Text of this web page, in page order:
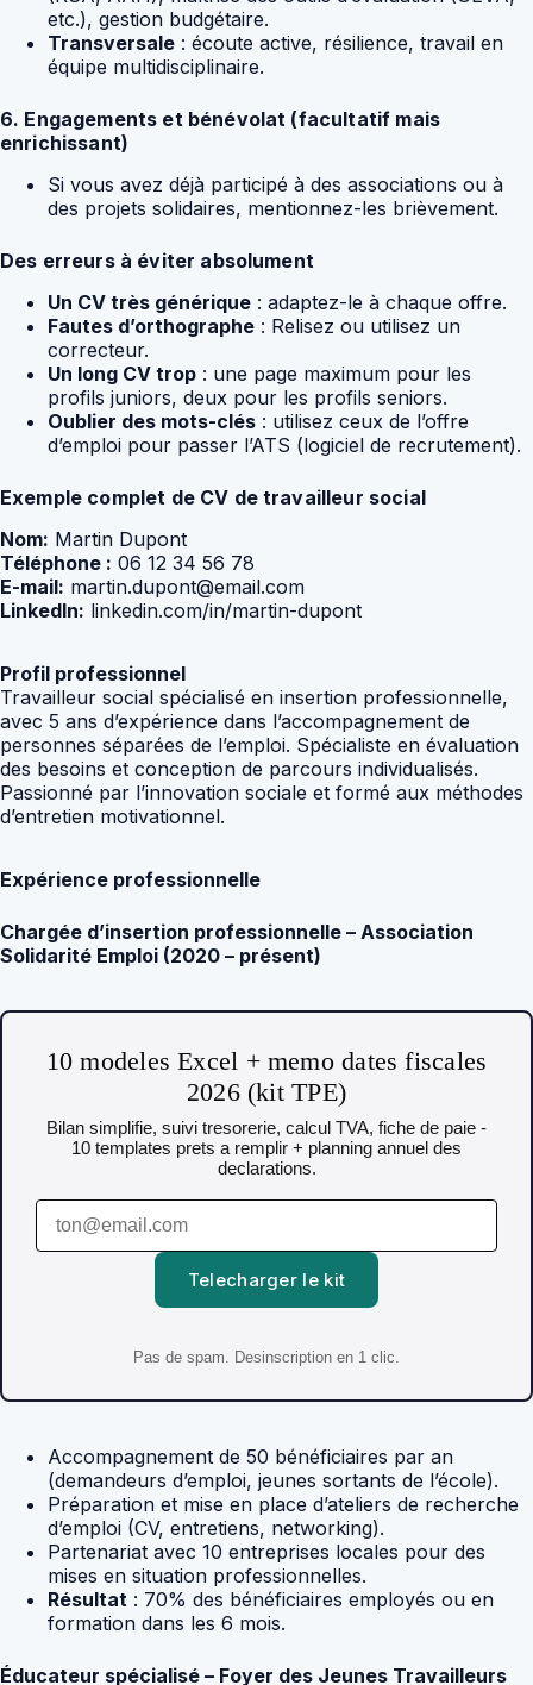
etc.), gestion budgétaire.
Transversale : écoute active, résilience, travail en
équipe multidisciplinaire.
6. Engagements et bénévolat (facultatif mais
enrichissant)
Si vous avez déjà participé à des associations ou à
des projets solidaires, mentionnez-les brièvement.
Des erreurs à éviter absolument
Un CV très générique : adaptez-le à chaque offre.
Fautes d’orthographe : Relisez ou utilisez un
correcteur.
Un long CV trop : une page maximum pour les
profils juniors, deux pour les profils seniors.
Oublier des mots-clés : utilisez ceux de l’offre
d’emploi pour passer l’ATS (logiciel de recrutement).
Exemple complet de CV de travailleur social
Nom: Martin Dupont
Téléphone : 06 12 34 56 78
E-mail: martin.dupont@email.com
LinkedIn: linkedin.com/in/martin-dupont
Profil professionnel
Travailleur social spécialisé en insertion professionnelle,
avec 5 ans d’expérience dans l’accompagnement de
personnes séparées de l’emploi. Spécialiste en évaluation
des besoins et conception de parcours individualisés.
Passionné par l’innovation sociale et formé aux méthodes
d’entretien motivationnel.
Expérience professionnelle
Chargée d’insertion professionnelle – Association
Solidarité Emploi (2020 – présent)
10 modeles Excel + memo dates fiscales
2026 (kit TPE)
Bilan simplifie, suivi tresorerie, calcul TVA, fiche de paie -
10 templates prets a remplir + planning annuel des
declarations.
Telecharger le kit
Pas de spam. Desinscription en 1 clic.
Accompagnement de 50 bénéficiaires par an
(demandeurs d’emploi, jeunes sortants de l’école).
Préparation et mise en place d’ateliers de recherche
d’emploi (CV, entretiens, networking).
Partenariat avec 10 entreprises locales pour des
mises en situation professionnelles.
Résultat : 70% des bénéficiaires employés ou en
formation dans les 6 mois.
Éducateur spécialisé – Foyer des Jeunes Travailleurs